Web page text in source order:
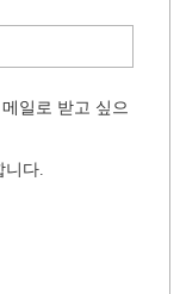
일로 받고 싶으
다.